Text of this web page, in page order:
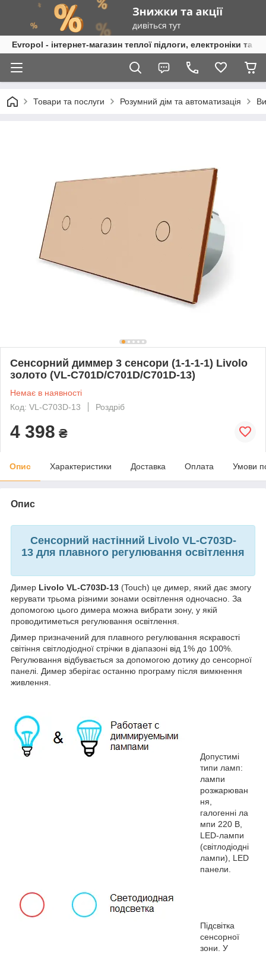
Evropol - інтернет-магазин теплої підлоги, електроніки та
Товари та послуги Розумний дім та автоматизація
Сенсорний диммер 3 сенсори (1-1-1-1) Livolo
золото (VL-C701D/C701D/C701D-13)
Немає в наявності
Код: VL-C703D-13
Роздріб
4 398 ₴
Опис Характеристики Доставка Оплата Умови
Опис
Сенсорний настінний Livolo VL-C703D-
13 для плавного регулювання освітлення
Димер Livolo VL-C703D-13 (Touch) це димер, який дає змогу
керувати трьома різними зонами освітлення одночасно. За
допомогою цього димера можна вибрати зону, у якій
проводитиметься регулювання освітлення.
Димер призначений для плавного регулювання яскравості
світіння світлодіодної стрічки в діапазоні від 1% до 100%.
Регулювання відбувається за допомогою дотику до сенсорної
панелі. Димер зберігає останню програму після вимкнення
живлення.
Допустимі
типи ламп:
лампи
розжарюван
ня,
галогенні ла
мпи 220 В,
LED-лампи
(світлодіодні
лампи), LED
панели.
Підсвітка
сенсорної
зони. У